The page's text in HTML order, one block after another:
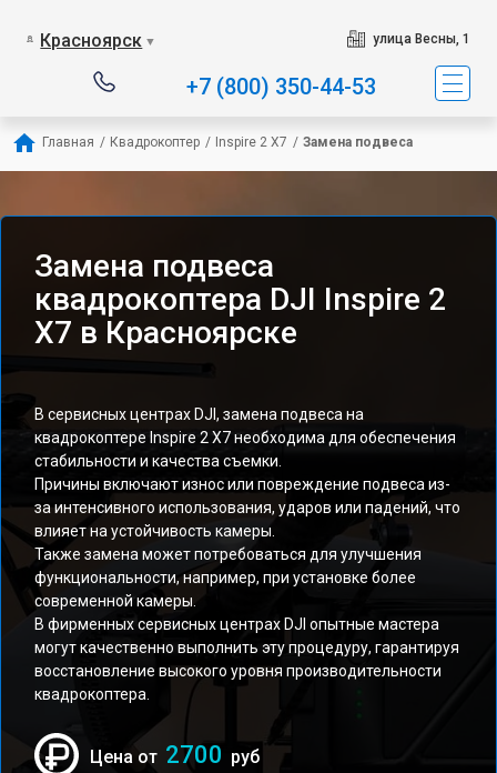
Красноярск ▼ улица Весны, 1
+7 (800) 350-44-53
Главная / Квадрокоптер / Inspire 2 X7 / Замена подвеса
Замена подвеса
квадрокоптера DJI Inspire 2
X7 в Красноярске
В сервисных центрах DJI, замена подвеса на
квадрокоптере Inspire 2 X7 необходима для обеспечения
стабильности и качества съемки.
Причины включают износ или повреждение подвеса из-
за интенсивного использования, ударов или падений, что
влияет на устойчивость камеры.
Также замена может потребоваться для улучшения
функциональности, например, при установке более
современной камеры.
В фирменных сервисных центрах DJI опытные мастера
могут качественно выполнить эту процедуру, гарантируя
восстановление высокого уровня производительности
квадрокоптера.
Цена от 2700 руб